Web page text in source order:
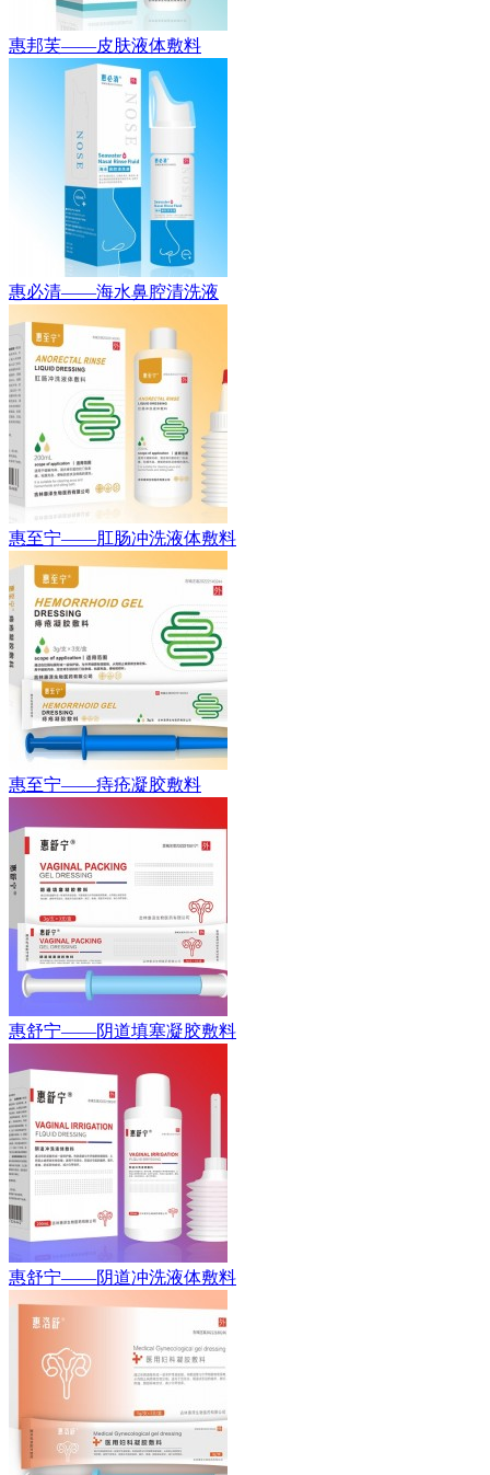
惠邦芙——皮肤液体敷料
惠必清——海水鼻腔清洗液
惠至宁——肛肠冲洗液体敷料
惠至宁——痔疮凝胶敷料
惠舒宁——阴道填塞凝胶敷料
惠舒宁——阴道冲洗液体敷料